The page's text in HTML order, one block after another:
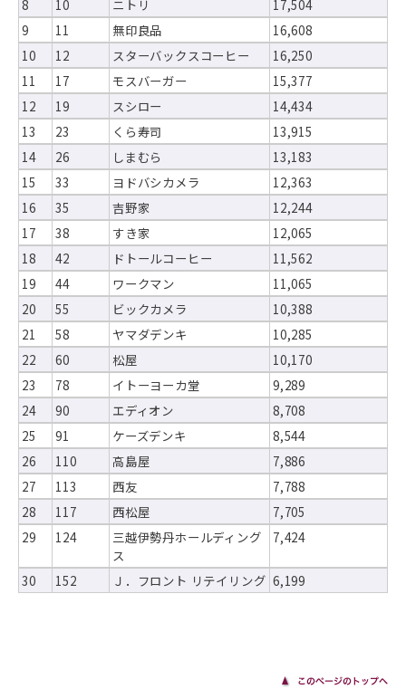
8
10 ニトリ
17,504
9
11 無印良品
16,608
10
12 スターバックスコーヒー
16,250
11
17 モスバーガー
15,377
12
19 スシロー
14,434
13
23 くら寿司
13,915
14
26 しまむら
13,183
15
33 ヨドバシカメラ
12,363
16
35 吉野家
12,244
17
38 すき家
12,065
18
42 ドトールコーヒー
11,562
19
44 ワークマン
11,065
20
55 ビックカメラ
10,388
21
58 ヤマダデンキ
10,285
22
60 松屋
10,170
23
78 イトーヨーカ堂
9,289
24
90 エディオン
8,708
25
91 ケーズデンキ
8,544
26
110 高島屋
7,886
27
113 西友
7,788
28
117 西松屋
7,705
29
124
三越伊勢丹ホールディング
ス
7,424
30 152 Ｊ．フロント リテイリング 6,199